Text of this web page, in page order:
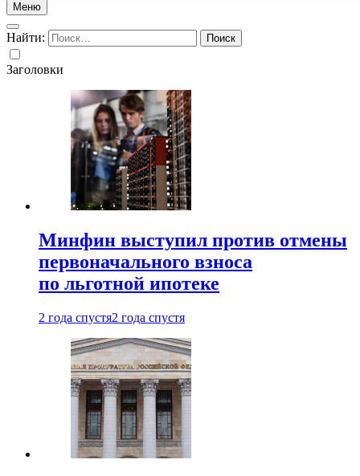
Меню
Найти:
Заголовки
Минфин выступил против отмены
первоначального взноса
по льготной ипотеке
2 года спустя2 года спустя